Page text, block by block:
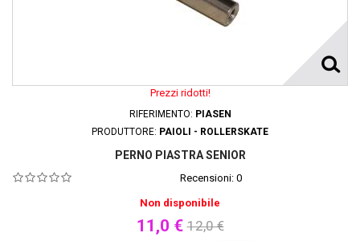
Prezzi ridotti!
RIFERIMENTO: PIASEN
PRODUTTORE: PAIOLI - ROLLERSKATE
PERNO PIASTRA SENIOR
Recensioni: 0
Non disponibile
11,0 € 12,0 €